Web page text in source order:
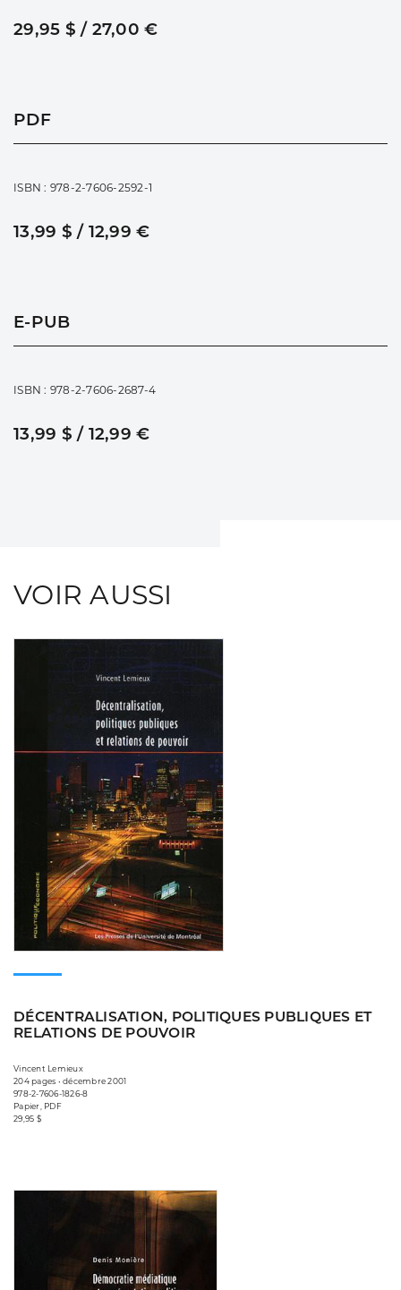
29,95 $ / 27,00 €
PDF
ISBN : 978-2-7606-2592-1
13,99 $ / 12,99 €
E-PUB
ISBN : 978-2-7606-2687-4
13,99 $ / 12,99 €
VOIR AUSSI
DÉCENTRALISATION, POLITIQUES PUBLIQUES ET
RELATIONS DE POUVOIR
Vincent Lemieux
204 pages • décembre 2001
978-2-7606-1826-8
Papier, PDF
29,95 $